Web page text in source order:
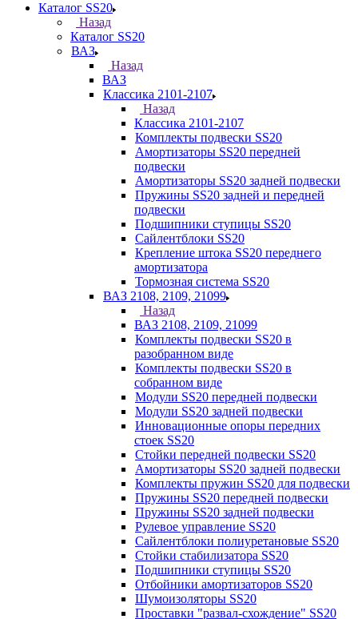
Каталог SS20
Назад
Каталог SS20
ВАЗ
Назад
ВАЗ
Классика 2101-2107
Назад
Классика 2101-2107
Комплекты подвески SS20
Амортизаторы SS20 передней
подвески
Амортизаторы SS20 задней подвески
Пружины SS20 задней и передней
подвески
Подшипники ступицы SS20
Сайлентблоки SS20
Крепление штока SS20 переднего
амортизатора
Тормозная система SS20
ВАЗ 2108, 2109, 21099
Назад
ВАЗ 2108, 2109, 21099
Комплекты подвески SS20 в
разобранном виде
Комплекты подвески SS20 в
собранном виде
Модули SS20 передней подвески
Модули SS20 задней подвески
Инновационные опоры передних
стоек SS20
Стойки передней подвески SS20
Амортизаторы SS20 задней подвески
Комплекты пружин SS20 для подвески
Пружины SS20 передней подвески
Пружины SS20 задней подвески
Рулевое управление SS20
Сайлентблоки полиуретановые SS20
Стойки стабилизатора SS20
Подшипники ступицы SS20
Отбойники амортизаторов SS20
Шумоизоляторы SS20
Проставки "развал-схождение" SS20